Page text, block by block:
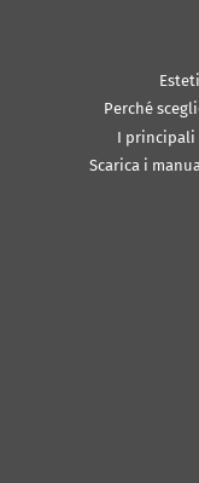
Perché
I principali
Scarica i